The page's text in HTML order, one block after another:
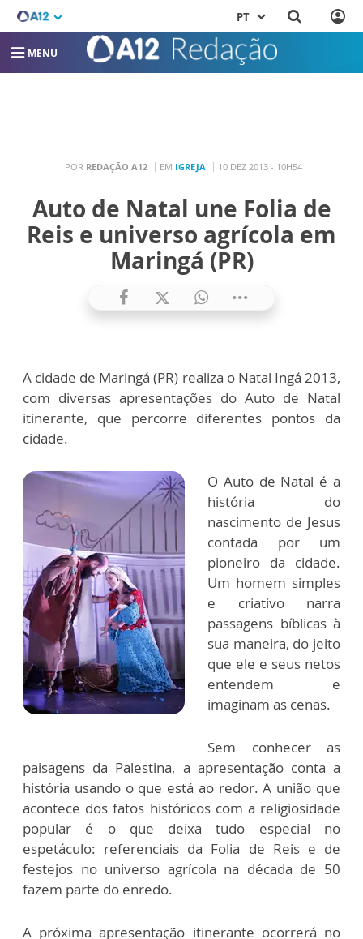
PT
MENU
POR REDAÇÃO A12 EM IGREJA 10 DEZ 2013 - 10H54
Auto de Natal une Folia de
Reis e universo agrícola em
Maringá (PR)
A cidade de Maringá (PR) realiza o Natal Ingá 2013,
com diversas apresentações do Auto de Natal
itinerante, que percorre diferentes pontos da
cidade.
O Auto de Natal é a
história do
nascimento de Jesus
contada por um
pioneiro da cidade.
Um homem simples
e criativo narra
passagens bíblicas à
sua maneira, do jeito
que ele e seus netos
entendem e
imaginam as cenas.
Sem conhecer as
paisagens da Palestina, a apresentação conta a
história usando o que está ao redor. A união que
acontece dos fatos históricos com a religiosidade
popular é o que deixa tudo especial no
espetáculo: referenciais da Folia de Reis e de
festejos no universo agrícola na década de 50
fazem parte do enredo.
A próxima apresentação itinerante ocorrerá no